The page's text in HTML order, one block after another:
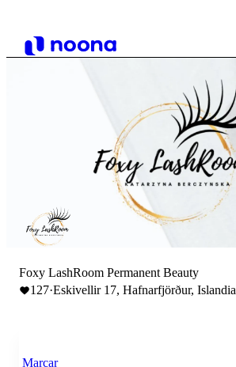
Foxy LashRoom Permanent Beauty
127·Eskivellir 17, Hafnarfjörður, Islandia
Marcar